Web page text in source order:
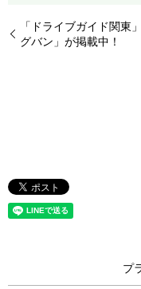
「ドライブガイド関
グバン」が掲載中！
プ